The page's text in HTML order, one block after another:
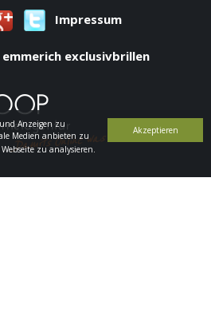
Akzeptieren
Anzeigen zu
Medien anbieten zu
zu analysieren.
Impressum
exclusivbrillen